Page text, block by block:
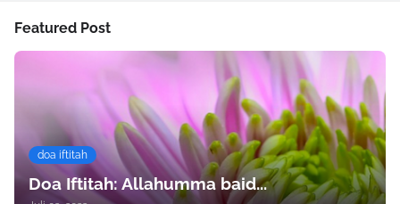
Featured Post
doa iftitah
Doa Iftitah: Allahumma baid...